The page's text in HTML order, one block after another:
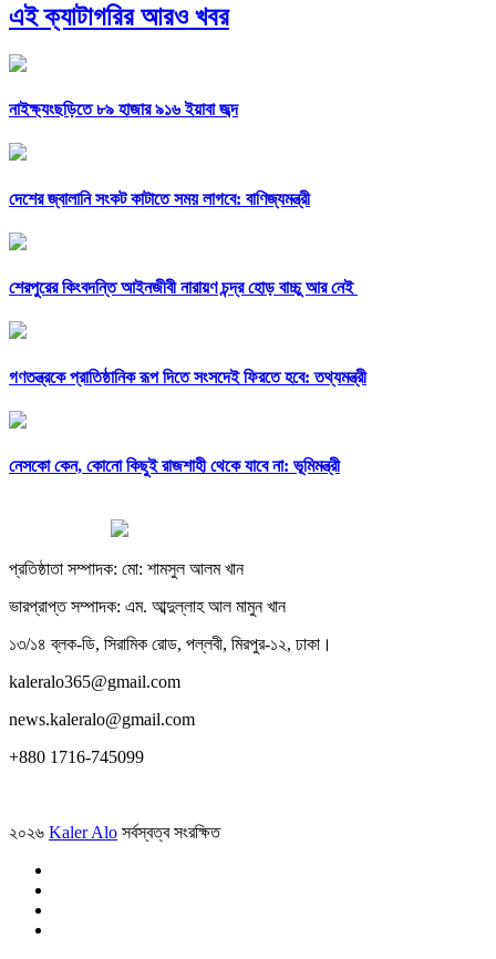
এই ক্যাটাগরির আরও খবর
নাইক্ষ্যংছড়িতে ৮৯ হাজার ৯১৬ ইয়াবা জব্দ
দেশের জ্বালানি সংকট কাটাতে সময় লাগবে: বাণিজ্যমন্ত্রী
শেরপুরের কিংবদন্তি আইনজীবী নারায়ণ চন্দ্র হোড় বাচ্চু আর নেই
গণতন্ত্রকে প্রাতিষ্ঠানিক রূপ দিতে সংসদেই ফিরতে হবে: তথ্যমন্ত্রী
নেসকো কেন, কোনো কিছুই রাজশাহী থেকে যাবে না: ভূমিমন্ত্রী
প্রতিষ্ঠাতা সম্পাদক: মো: শামসুল আলম খান
ভারপ্রাপ্ত সম্পাদক: এম. আব্দুল্লাহ আল মামুন খান
১৩/১৪ ব্লক-ডি, সিরামিক রোড, পল্লবী, মিরপুর-১২, ঢাকা।
kaleralo365@gmail.com
news.kaleralo@gmail.com
+880 1716-745099
২০২৬ Kaler Alo সর্বস্বত্ব সংরক্ষিত